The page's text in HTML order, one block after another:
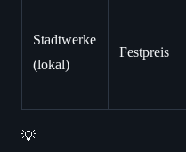
Stadtwerke
(lokal)
Festpreis
💡